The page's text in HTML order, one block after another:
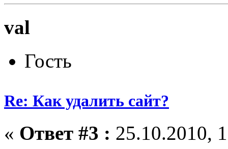
val
Гость
Re: Как удалить сайт?
« Ответ #3 : 25.10.2010,